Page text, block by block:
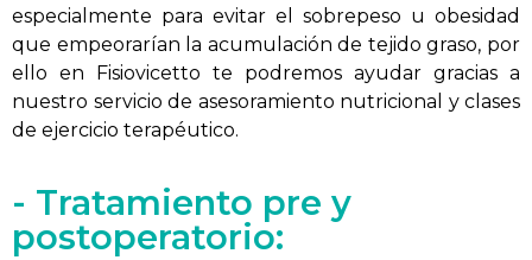
especialmente para evitar el sobrepeso u obesidad
que empeorarían la acumulación de tejido graso, por
ello en Fisiovicetto te podremos ayudar gracias a
nuestro servicio de asesoramiento nutricional y clases
de ejercicio terapéutico.
- Tratamiento pre y
postoperatorio: